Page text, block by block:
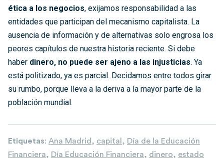
ética a los negocios, exijamos responsabilidad a las
entidades que participan del mecanismo capitalista. La
ausencia de información y de alternativas solo engrosa los
peores capítulos de nuestra historia reciente. Si debe
haber dinero, no puede ser ajeno a las injusticias. Ya
está politizado, ya es parcial. Decidamos entre todos girar
su rumbo, porque lleva a la deriva a la mayor parte de la
población mundial.
Etiquetas: Ana Madrid , capital , Día de la Educación
Financiera, Día Educación Financiera, dinero, estado